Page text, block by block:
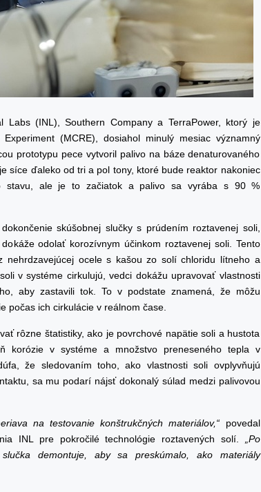
Labs (INL), Southern Company a TerraPower, ktorý je
(MCRE), dosiahol minulý mesiac významný
prototypu pece vytvoril palivo na báze denaturovaného
síce ďaleko od tri a pol tony, ktoré bude reaktor nakoniec
stavu, ale je to začiatok a palivo sa vyrába s 90 %
skúšobnej slučky s prúdením roztavenej soli,
odolať korozívnym účinkom roztavenej soli. Tento
nehrdzavejúcej ocele s kašou zo solí chloridu lítneho a
v systéme cirkulujú, vedci dokážu upravovať vlastnosti
aby zastavili tok. To v podstate znamená, že môžu
počas ich cirkulácie v reálnom čase.
rôzne štatistiky, ako je povrchové napätie soli a hustota
korózie v systéme a množstvo preneseného tepla v
že sledovaním toho, ako vlastnosti soli ovplyvňujú
sa mu podarí nájsť dokonalý súlad medzi palivovou
na testovanie konštrukčných materiálov,“ povedal
INL pre pokročilé technológie roztavených solí.
„Po
demontuje, aby sa preskúmalo, ako materiály